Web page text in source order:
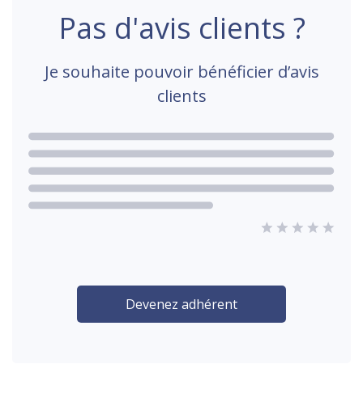
Pas d'avis clients ?
Je souhaite pouvoir bénéficier d’avis
clients
Devenez adhérent